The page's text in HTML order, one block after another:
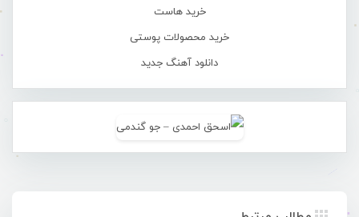
خرید هاست
خرید محصولات پوستی
دانلود آهنگ جدید